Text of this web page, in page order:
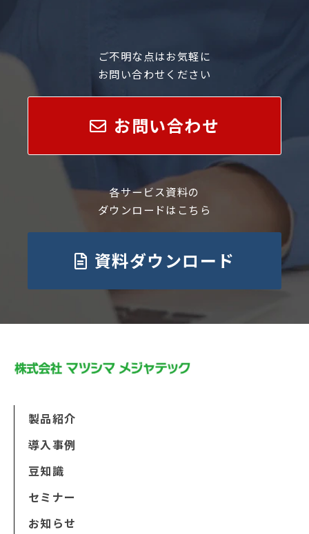
ご不明な点はお気軽に
お問い合わせください
お問い合わせ
各サービス資料の
ダウンロードはこちら
資料ダウンロード
製品紹介
導入事例
豆知識
セミナー
お知らせ